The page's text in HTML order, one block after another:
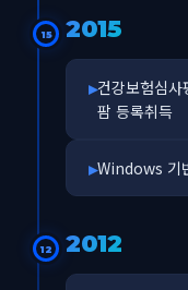
15 2015
건강보험심
팜 등록취득
Windows 기
12 2012